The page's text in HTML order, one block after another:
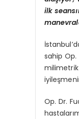
ilk
sahip
Op. Dr.